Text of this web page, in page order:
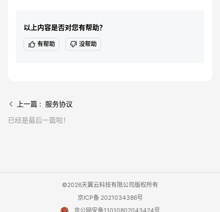
以上内容是否对您有帮助？
有帮助 没帮助
上一篇 : 服务协议
已经是最后一篇啦！
©2026天翼云科技有限公司版权所有
京ICP备 2021034386号
京公网安备11010802043424号